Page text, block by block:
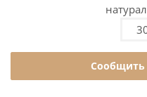
Сообщить